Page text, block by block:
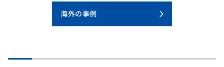
海外の事例